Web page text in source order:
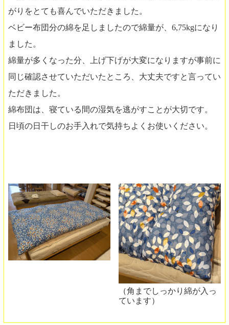
がりをとても喜んでいただきました。
ベビー布団分の綿を足しましたので綿量が、6,75kgになり
ました。
綿量が多くなった分、上げ下げが大変になりますが事前に
同じ確認させていただいたところ、大丈夫ですと言ってい
ただきました。
綿布団は、寝ている間の湿気を逃がすことが大切です。
日頃の日干しのお手入れで気持ちよくお使いください。
（角までしっかり綿が入っ
ています）